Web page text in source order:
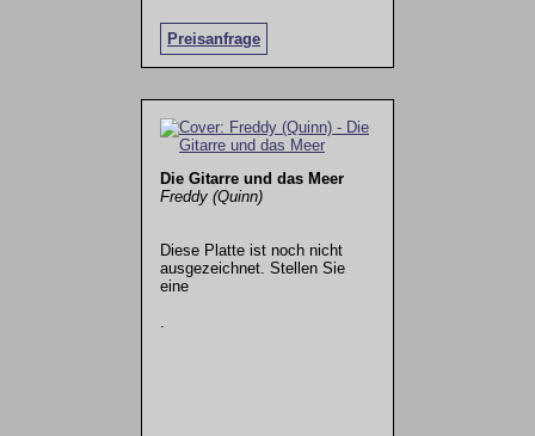
Preisanfrage
Die Gitarre und das Meer
Freddy (Quinn)
Diese Platte ist noch nicht
ausgezeichnet. Stellen Sie
eine